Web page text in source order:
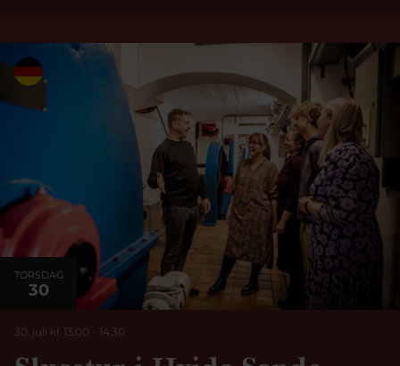
TORSDAG
30
30. juli kl. 13:00 - 14:30